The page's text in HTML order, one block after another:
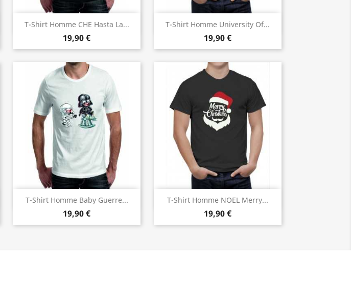
T-Shirt Homme CHE Hasta La...
19,90 €
Aperçu rapide T-Shirt Homme University Of...
19,90 €
Aperçu rapide
T-Shirt Homme Baby Guerre...
19,90 €
Aperçu rapide T-Shirt Homme NOEL Merry...
19,90 €
Aperçu rapide